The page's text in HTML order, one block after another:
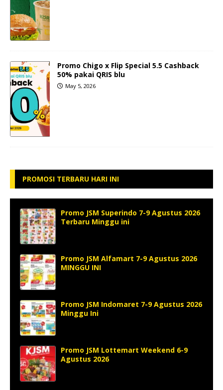
Promo Chigo x Flip Special 5.5 Cashback
50% pakai QRIS blu
May 5, 2026
PROMOSI TERBARU HARI INI
Promo JSM Superindo 7-9 Agustus 2026
Terbaru Minggu ini
Promo JSM Alfamart 7-9 Agustus 2026
MINGGU INI
Promo JSM Indomaret 7-9 Agustus 2026
Minggu Ini
Promo JSM Lottemart Weekend 6-9
Agustus 2026